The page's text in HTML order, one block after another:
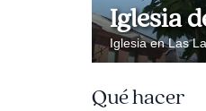
Iglesia
Iglesia en Las
Qué hacer